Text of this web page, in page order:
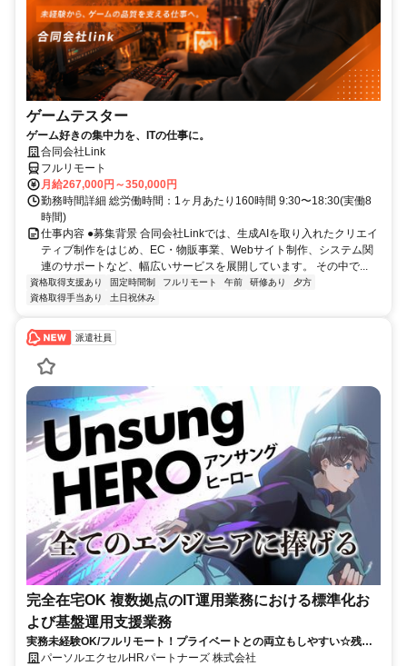
ゲームテスター
ゲーム好きの集中力を、ITの仕事に。
合同会社Link
フルリモート
月給267,000円～350,000円
勤務時間詳細 総労働時間：1ヶ月あたり160時間 9:30〜18:30(実働8
時間)
仕事内容 ●募集背景 合同会社Linkでは、生成AIを取り入れたクリエイ
ティブ制作をはじめ、EC・物販事業、Webサイト制作、システム関
連のサポートなど、幅広いサービスを展開しています。 その中で...
資格取得支援あり 固定時間制 フルリモート 午前 研修あり
夕方
資格取得手当あり
土日祝休み
派遣社員
完全在宅OK 複数拠点のIT運用業務における標準化お
よび基盤運用支援業務
実務未経験OK/フルリモート！プライベートとの両立もしやすい☆残業
ちょっと♪
パーソルエクセルHRパートナーズ 株式会社